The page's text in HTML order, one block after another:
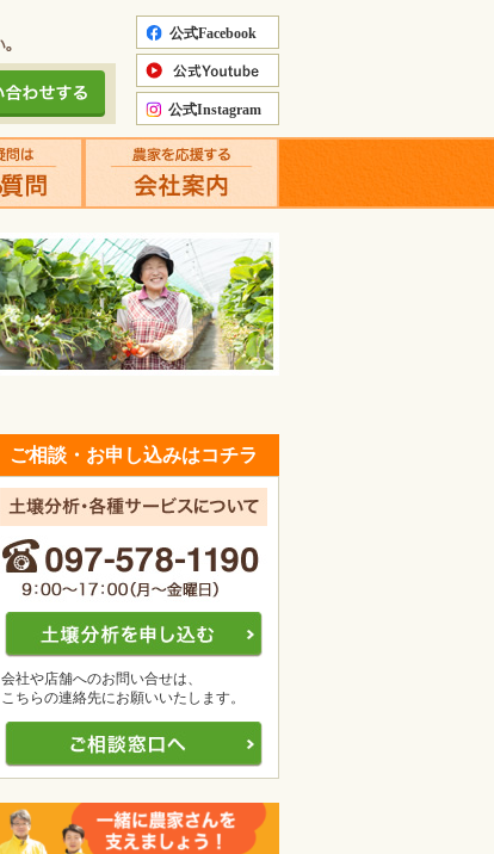
ご相談・お申し込みはコチラ
会社や店舗へのお問い合せは、
こちらの連絡先にお願いいたします。